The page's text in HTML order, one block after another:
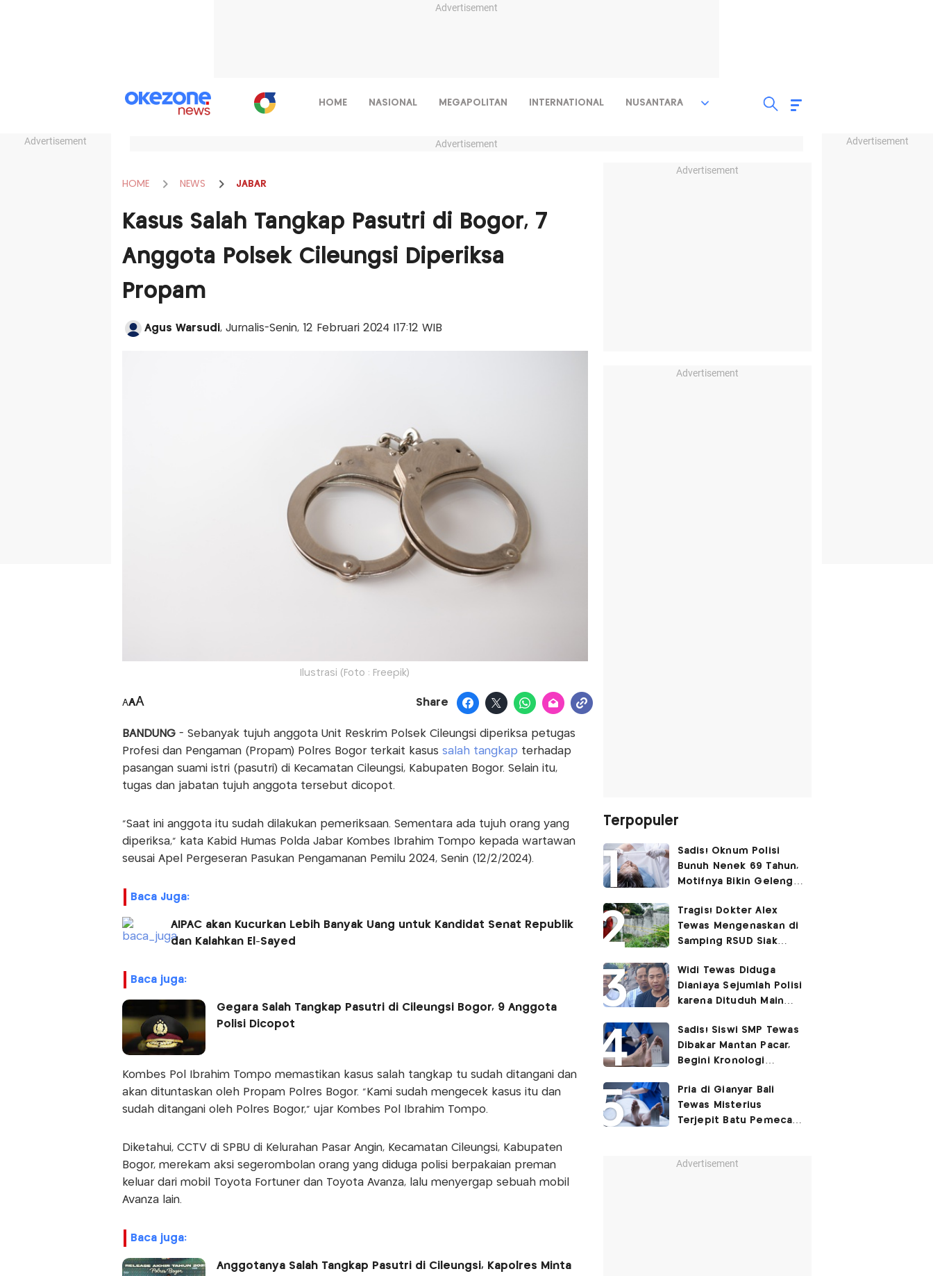
Advertisement
Advertisement Advertisement
HOME NASIONAL MEGAPOLITAN INTERNATIONAL NUSANTARA
Advertisement
HOME NEWS JABAR
Kasus Salah Tangkap Pasutri di Bogor, 7
Anggota Polsek Cileungsi Diperiksa
Propam
Agus Warsudi, Jurnalis-Senin, 12 Februari 2024 |17:12 WIB
Ilustrasi (Foto : Freepik)
AAA Share
BANDUNG - Sebanyak tujuh anggota Unit Reskrim Polsek Cileungsi diperiksa petugas
Profesi dan Pengaman (Propam) Polres Bogor terkait kasus salah tangkap terhadap
pasangan suami istri (pasutri) di Kecamatan Cileungsi, Kabupaten Bogor. Selain itu,
tugas dan jabatan tujuh anggota tersebut dicopot.
"Saat ini anggota itu sudah dilakukan pemeriksaan. Sementara ada tujuh orang yang
diperiksa," kata Kabid Humas Polda Jabar Kombes Ibrahim Tompo kepada wartawan
seusai Apel Pergeseran Pasukan Pengamanan Pemilu 2024, Senin (12/2/2024).
Baca Juga:
AIPAC akan Kucurkan Lebih Banyak Uang untuk Kandidat Senat Republik
dan Kalahkan El-Sayed
baca juga:
Gegara Salah Tangkap Pasutri di Cileungsi Bogor, 9 Anggota
Polisi Dicopot
Kombes Pol Ibrahim Tompo memastikan kasus salah tangkap tu sudah ditangani dan
akan dituntaskan oleh Propam Polres Bogor. "Kami sudah mengecek kasus itu dan
sudah ditangani oleh Polres Bogor," ujar Kombes Pol Ibrahim Tompo.
Diketahui, CCTV di SPBU di Kelurahan Pasar Angin, Kecamatan Cileungsi, Kabupaten
Bogor, merekam aksi segerombolan orang yang diduga polisi berpakaian preman
keluar dari mobil Toyota Fortuner dan Toyota Avanza, lalu menyergap sebuah mobil
Avanza lain.
baca juga:
Anggotanya Salah Tangkap Pasutri di Cileungsi, Kapolres Minta
Advertisement
Advertisement
Terpopuler
Sadis! Oknum Polisi
Bunuh Nenek 69 Tahun,
Motifnya Bikin Geleng
Tragis! Dokter Alex
Tewas Mengenaskan di
Samping RSUD Siak
Rocuronium
Widi Tewas Diduga
Dianiaya Sejumlah Polisi
karena Dituduh Main
Sadis! Siswi SMP Tewas
Dibakar Mantan Pacar,
Begini Kronologi
Pria di Gianyar Bali
Tewas Misterius
Terjepit Batu Pemecah
Advertisement